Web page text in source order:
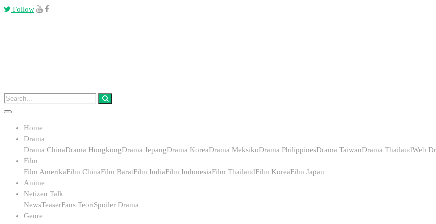
Follow
Home
Drama
Drama ChinaDrama HongkongDrama JepangDrama KoreaDrama MeksikoDrama PhilippinesDrama TaiwanDrama ThailandWeb
Film
Film AmerikaFilm ChinaFilm BaratFilm IndiaFilm IndonesiaFilm ThailandFilm KoreaFilm Japan
Anime
Netizen Talk
NewsTeaserFans TeoriSpoiler Drama
Genre